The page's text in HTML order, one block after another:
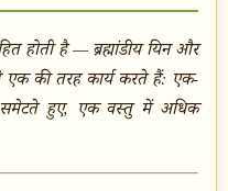
होती है — ब्रह्मांडीय यिन और
एक की तरह कार्य करते हैं: एक-
हुए, एक वस्तु में अधिक